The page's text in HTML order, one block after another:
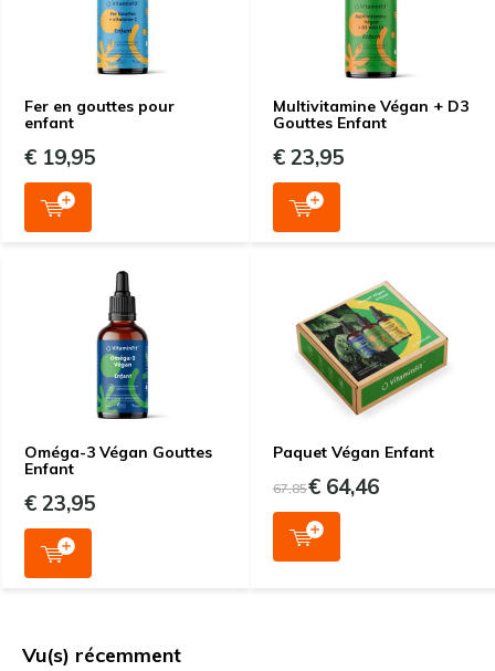
Fer en gouttes pour
enfant
€ 19,95
Multivitamine Végan + D3
Gouttes Enfant
€ 23,95
Oméga-3 Végan Gouttes
Enfant
€ 23,95
Paquet Végan Enfant
67,85€ 64,46
Vu(s) récemment